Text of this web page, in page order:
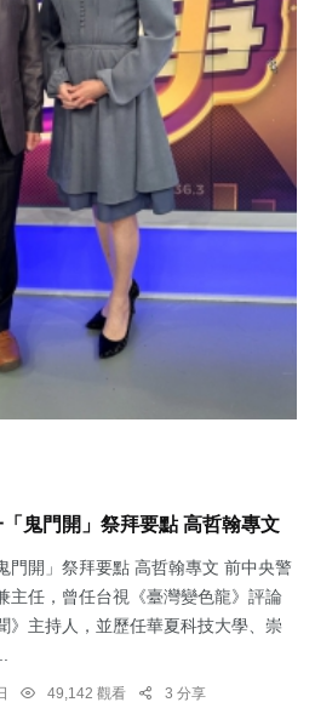
鬼門開」祭拜要點 高哲翰專文
門開」祭拜要點 高哲翰專文 前中央警
主任，曾任台視《臺灣變色龍》評論
》主持人，並歷任華夏科技大學、崇
49,142 觀看 3 分享